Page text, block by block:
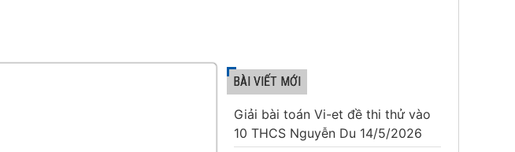
BÀI VIẾT MỚI
Giải bài toán Vi-et đề thi thử vào
10 THCS Nguyễn Du 14/5/2026